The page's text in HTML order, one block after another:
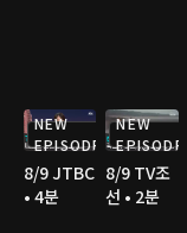
NEW
EPISODE
8/9 JTBC
• 4분
NEW
EPISODE
8/9 TV조
선 • 2분